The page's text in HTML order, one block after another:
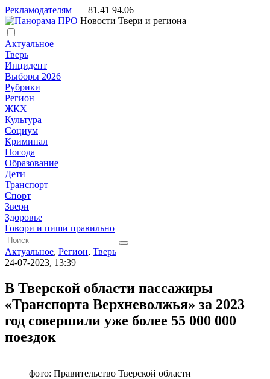
Рекламодателям | 81.41 94.06
Новости Твери и региона
Актуальное
Тверь
Инцидент
Выборы 2026
Рубрики
Регион
ЖКХ
Культура
Социум
Криминал
Погода
Образование
Дети
Транспорт
Спорт
Звери
Здоровье
Говори и пиши правильно
Актуальное, Регион, Тверь
24-07-2023, 13:39
В Тверской области пассажиры
«Транспорта Верхневолжья» за 2023
год совершили уже более 55 000 000
поездок
фото: Правительство Тверской области